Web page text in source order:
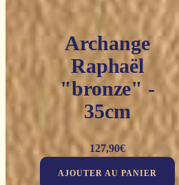
Archange
Raphaël
"bronze" -
35cm
127,90€
AJOUTER AU PANIER